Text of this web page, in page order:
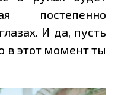
постепенно
И да, пусть
в этот момент ты